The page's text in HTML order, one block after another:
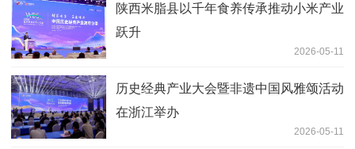
陕西米脂县以千年食养传承推动小米产业
跃升
2026-05-11
历史经典产业大会暨非遗中国风雅颂活动
在浙江举办
2026-05-11